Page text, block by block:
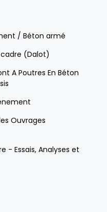
/ Béton armé
(Dalot)
A Poutres En Béton
Ouvrages
- Essais, Analyses et